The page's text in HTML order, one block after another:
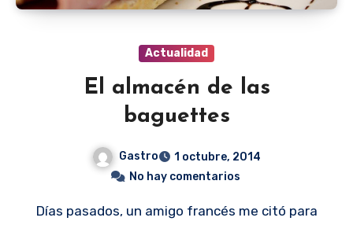
Actualidad
El almacén de las
baguettes
Gastro
1 octubre, 2014
No hay comentarios
Días pasados, un amigo francés me citó para